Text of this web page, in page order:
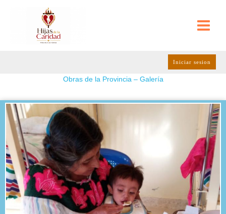
Iniciar sesion
Obras de la Provincia – Galería